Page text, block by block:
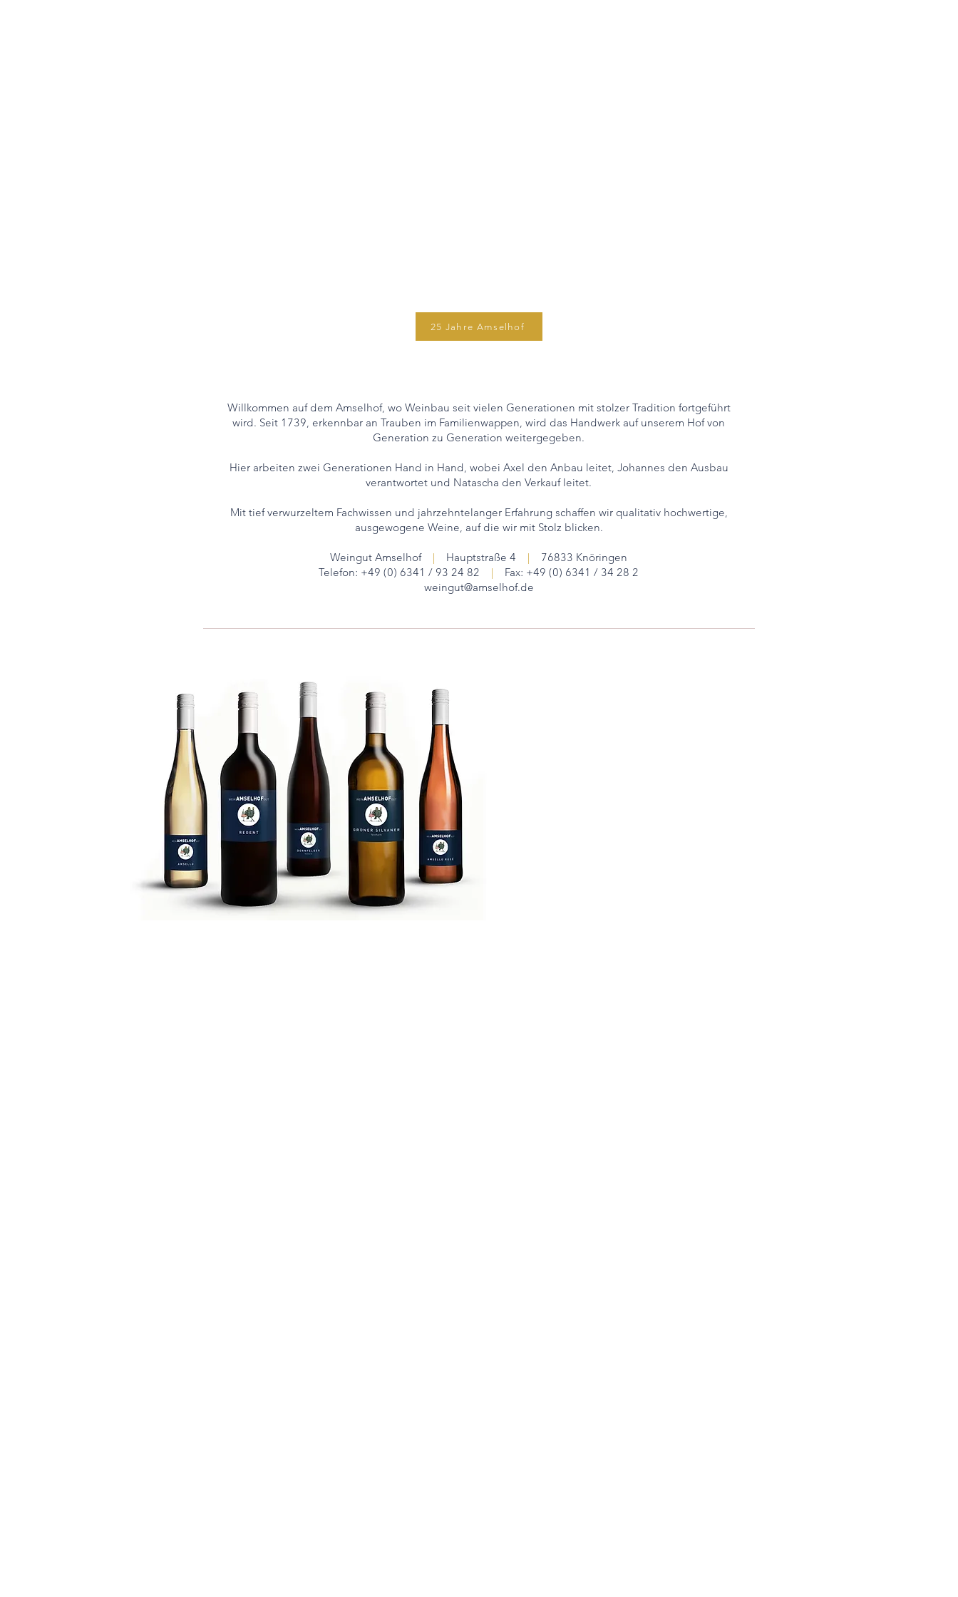
25 Jahre Amselhof
Willkommen auf dem Amselhof, wo Weinbau seit vielen Generationen mit stolzer Tradition fortgeführt
wird. Seit 1739, erkennbar an Trauben im Familienwappen, wird das Handwerk auf unserem Hof von
Generation zu Generation weitergegeben.
Hier arbeiten zwei Generationen Hand in Hand, wobei Axel den Anbau leitet, Johannes den Ausbau
verantwortet und Natascha den Verkauf leitet.
Mit tief verwurzeltem Fachwissen und jahrzehntelanger Erfahrung schaffen wir qualitativ hochwertige,
ausgewogene Weine, auf die wir mit Stolz blicken.
Weingut Amselhof | Hauptstraße 4 | 76833 Knöringen
Telefon: +49 (0) 6341 / 93 24 82 | Fax: +49 (0) 6341 / 34 28 2
weingut@amselhof.de